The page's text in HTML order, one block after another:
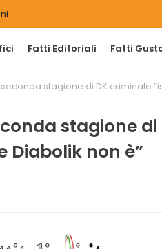
Fatti Editoriali Fatti
seconda stagione di DK criminale
stagione
Diabolik non è”